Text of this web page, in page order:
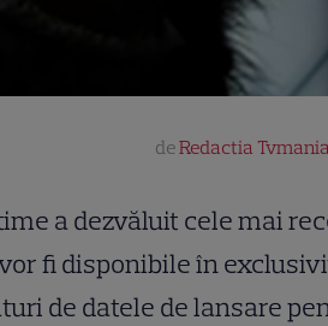
deRedactia Tvmania
a dezvăluit cele mai
fi disponibile în
de datele de lansare